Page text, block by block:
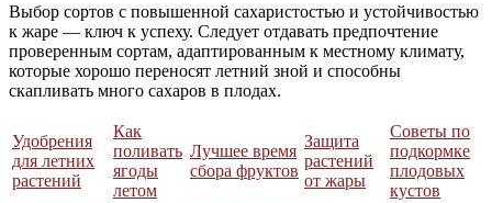
Выбор сортов с повышенной сахаристостью и устойчивостью
к жаре — ключ к успеху. Следует отдавать предпочтение
проверенным сортам, адаптированным к местному климату,
которые хорошо переносят летний зной и способны
скапливать много сахаров в плодах.
Удобрения
для летних
растений
Как
поливать
ягоды
летом
Лучшее время
сбора фруктов
Защита
растений
от жары
Советы по
подкормке
плодовых
кустов